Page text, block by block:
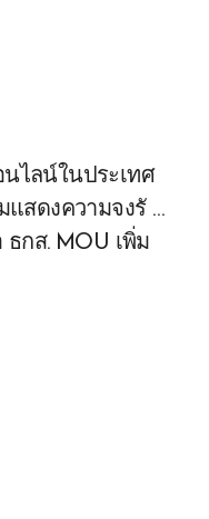
ไลน์ในประเทศ
แสดงความจงรั …
กส. MOU เพิ่ม